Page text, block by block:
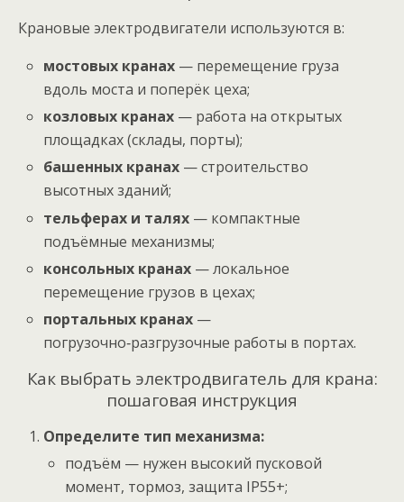
Крановые электродвигатели используются в:
мостовых кранах — перемещение груза
вдоль моста и поперёк цеха;
козловых кранах — работа на открытых
площадках (склады, порты);
башенных кранах — строительство
высотных зданий;
тельферах и талях — компактные
подъёмные механизмы;
консольных кранах — локальное
перемещение грузов в цехах;
портальных кранах —
погрузочно‑разгрузочные работы в портах.
Как выбрать электродвигатель для крана:
пошаговая инструкция
Определите тип механизма:
подъём — нужен высокий пусковой
момент, тормоз, защита IP55+;